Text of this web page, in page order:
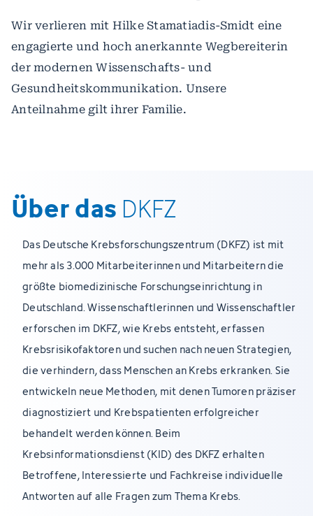
Wir verlieren mit Hilke Stamatiadis-Smidt eine
engagierte und hoch anerkannte Wegbereiterin
der modernen Wissenschafts- und
Gesundheitskommunikation. Unsere
Anteilnahme gilt ihrer Familie.
Über das DKFZ
Das Deutsche Krebsforschungszentrum (DKFZ) ist mit
mehr als 3.000 Mitarbeiterinnen und Mitarbeitern die
größte biomedizinische Forschungseinrichtung in
Deutschland. Wissenschaftlerinnen und Wissenschaftler
erforschen im DKFZ, wie Krebs entsteht, erfassen
Krebsrisikofaktoren und suchen nach neuen Strategien,
die verhindern, dass Menschen an Krebs erkranken. Sie
entwickeln neue Methoden, mit denen Tumoren präziser
diagnostiziert und Krebspatienten erfolgreicher
behandelt werden können. Beim
Krebsinformationsdienst (KID) des DKFZ erhalten
Betroffene, Interessierte und Fachkreise individuelle
Antworten auf alle Fragen zum Thema Krebs.